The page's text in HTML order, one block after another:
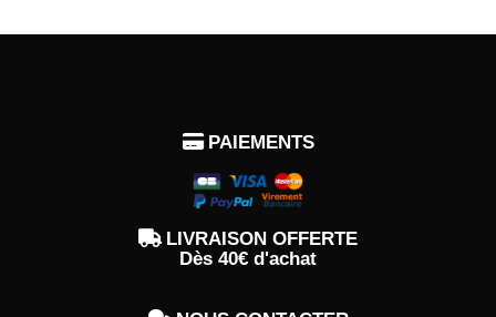
 PAIEMENTS
 LIVRAISON OFFERTE
Dès 40€ d'achat